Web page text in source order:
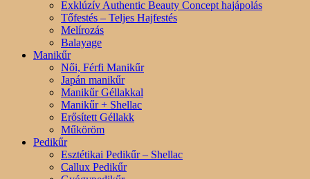
Exklúzív Authentic Beauty Concept hajápolás
Tőfestés – Teljes Hajfestés
Melírozás
Balayage
Manikűr
Női, Férfi Manikűr
Japán manikűr
Manikűr Géllakkal
Manikűr + Shellac
Erősített Géllakk
Műköröm
Pedikűr
Esztétikai Pedikűr – Shellac
Callux Pedikűr